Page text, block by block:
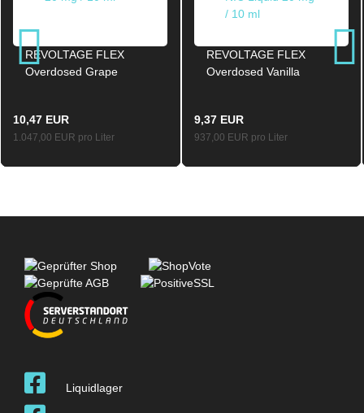
REVOLTAGE FLEX
Overdosed Grape
10,47 EUR
1.047,00 EUR pro Liter
REVOLTAGE FLEX
Overdosed Vanilla
9,37 EUR
937,00 EUR pro Liter
Liquidlager